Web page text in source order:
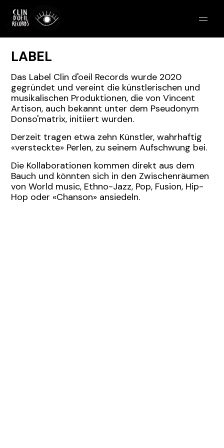
Label
Produktionen
Fotogalerie
Medien
Labomusica
Kontakt
Deutsch
LABEL
Das Label Clin d'oeil Records wurde 2020
gegründet und vereint die künstlerischen und
musikalischen Produktionen, die von Vincent
Artison, auch bekannt unter dem Pseudonym
Donso'matrix, initiiert wurden.
Derzeit tragen etwa zehn Künstler, wahrhaftig
«versteckte» Perlen, zu seinem Aufschwung bei.
Die Kollaborationen kommen direkt aus dem
Bauch und könnten sich in den Zwischenräumen
von World music, Ethno-Jazz, Pop, Fusion, Hip-
Hop oder «Chanson» ansiedeln.